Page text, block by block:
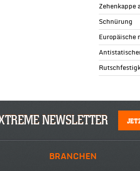
Zehenkappe
Schnürung
Europäische
NEWSLETTER
BRANCHEN